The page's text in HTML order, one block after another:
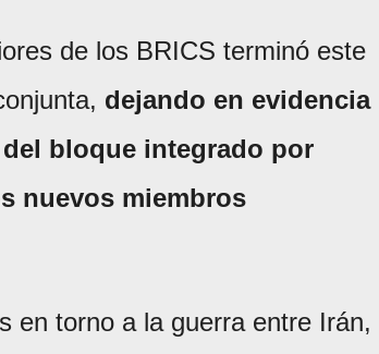
de los BRICS terminó este
dejando en evidencia
bloque integrado por
nuevos miembros
en torno a la guerra entre Irán,